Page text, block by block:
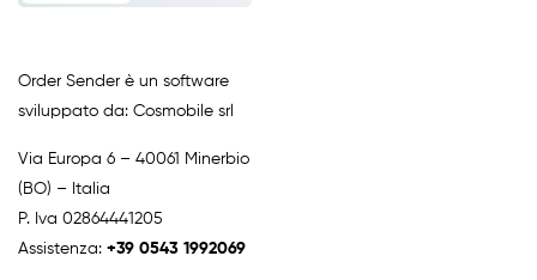
Order Sender è un software
sviluppato da: Cosmobile srl
Via Europa 6 – 40061 Minerbio
(BO) – Italia
P. Iva 02864441205
Assistenza: +39 0543 1992069